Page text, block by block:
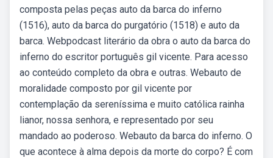
composta pelas peças auto da barca do inferno
(1516), auto da barca do purgatório (1518) e auto da
barca. Webpodcast literário da obra o auto da barca do
inferno do escritor português gil vicente. Para acesso
ao conteúdo completo da obra e outras. Webauto de
moralidade composto por gil vicente por
contemplação da sereníssima e muito católica rainha
lianor, nossa senhora, e representado por seu
mandado ao poderoso. Webauto da barca do inferno. O
que acontece à alma depois da morte do corpo? É com